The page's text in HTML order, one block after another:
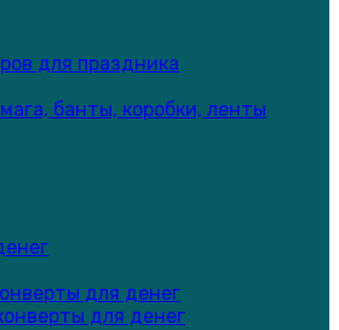
для праздника
банты, коробки, ленты
для денег
для денег